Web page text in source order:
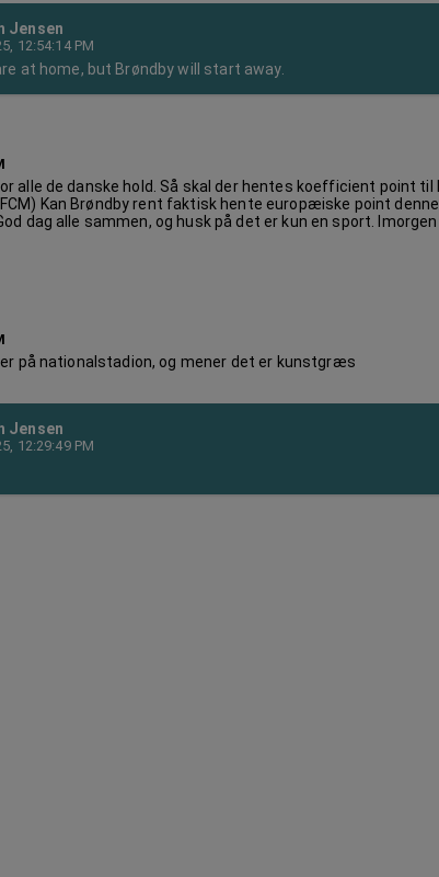
Jensen
12:54:14 PM
at home, but Brøndby will start away.
alle de danske hold. Så skal der hentes koefficient point til
FCM) Kan Brøndby rent faktisk hente europæiske point
dag alle sammen, og husk på det er kun en sport.
på nationalstadion, og mener det er kunstgræs
Jensen
12:29:49 PM